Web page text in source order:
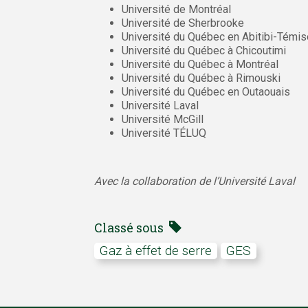
Université de Montréal
Université de Sherbrooke
Université du Québec en Abitibi-
Université du Québec à Chicoutimi
Université du Québec à Montréal
Université du Québec à Rimouski
Université du Québec en Outaouais
Université Laval
Université McGill
Université TÉLUQ
Avec la collaboration de l’Université Laval
Classé sous
gaz à effet de serre GES